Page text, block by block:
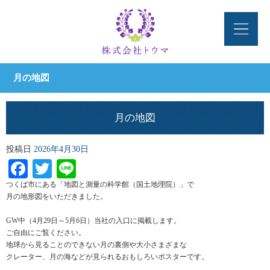
月の地図
月の地図
投稿日 2026年4月30日
Facebook
Twitter
つくば市にある「地図と測量の科学館（国土地理院）」で
月の地形図をいただきました。
GW中（4月29日～5月6日）当社の入口に掲載します。
ご自由にご覧ください。
地球から見ることのできない月の裏側や大小さまざまな
クレーター、月の海などが見られるおもしろいポスターです。